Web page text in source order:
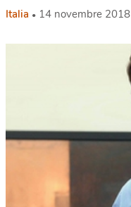
Italia 14 novembre 2018